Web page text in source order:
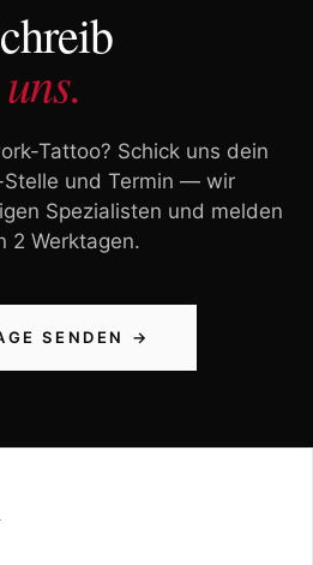
uns.
Tattoo? Schick uns dein
Stelle und Termin — wir
Spezialisten und melden
2 Werktagen.
SENDEN →